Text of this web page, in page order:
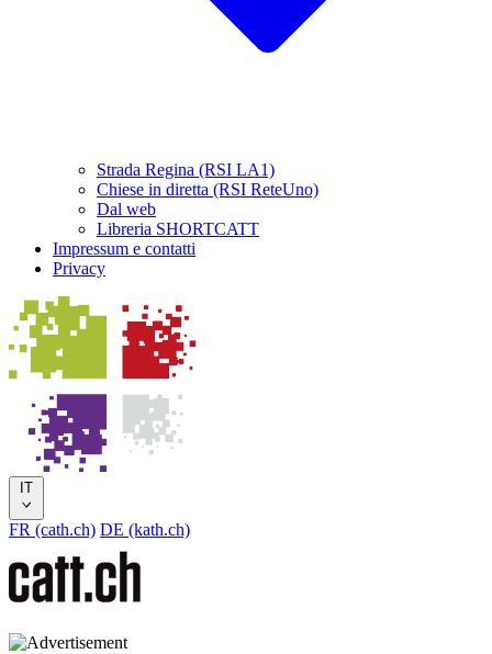
Strada Regina (RSI LA1)
Chiese in diretta (RSI ReteUno)
Dal web
Libreria SHORTCATT
Impressum e contatti
Privacy
IT
FR (cath.ch) DE (kath.ch)